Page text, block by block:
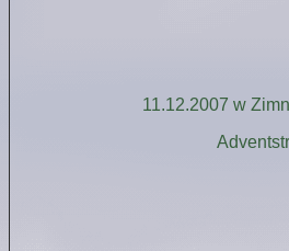
11.12.2007 w